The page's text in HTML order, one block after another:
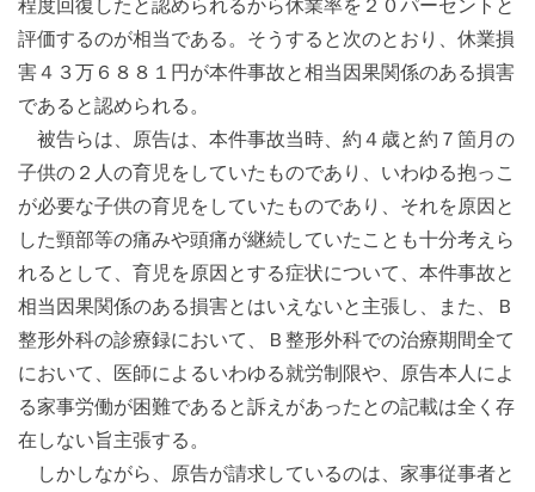
程度回復したと認められるから休業率を２０パーセントと
評価するのが相当である。そうすると次のとおり、休業損
害４３万６８８１円が本件事故と相当因果関係のある損害
であると認められる。
被告らは、原告は、本件事故当時、約４歳と約７箇月の
子供の２人の育児をしていたものであり、いわゆる抱っこ
が必要な子供の育児をしていたものであり、それを原因と
した頸部等の痛みや頭痛が継続していたことも十分考えら
れるとして、育児を原因とする症状について、本件事故と
相当因果関係のある損害とはいえないと主張し、また、Ｂ
整形外科の診療録において、Ｂ整形外科での治療期間全て
において、医師によるいわゆる就労制限や、原告本人によ
る家事労働が困難であると訴えがあったとの記載は全く存
在しない旨主張する。
しかしながら、原告が請求しているのは、家事従事者と